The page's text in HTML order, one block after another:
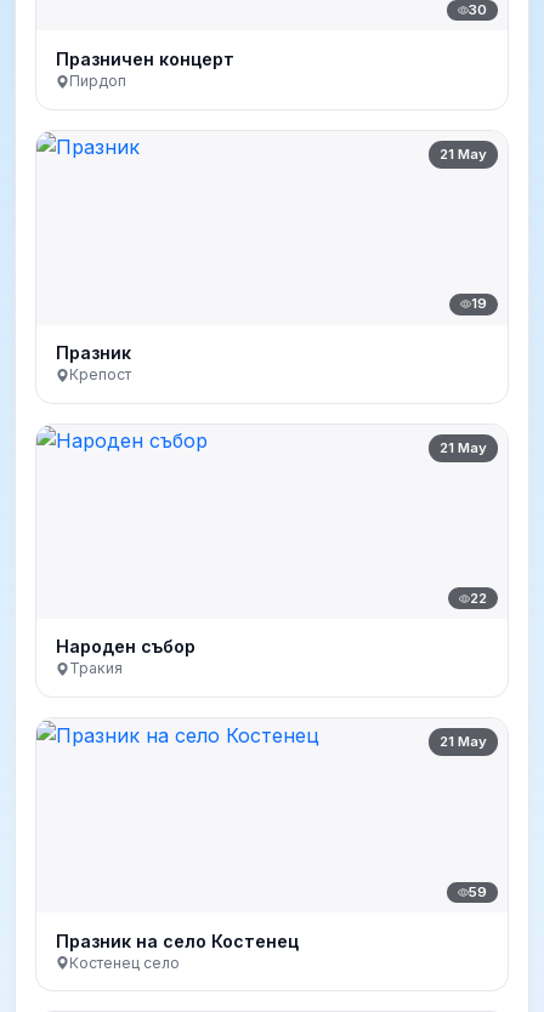
30
Празничен концерт
Пирдоп
21 May
19
Празник
Крепост
21 May
22
Народен събор
Тракия
21 May
59
Празник на село Костенец
Костенец село